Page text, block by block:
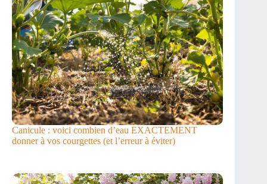
Canicule : voici combien d’eau EXACTEMENT
donner à vos courgettes (et l’erreur à éviter)